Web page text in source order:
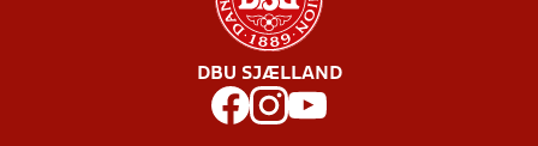
DBU SJÆLLAND